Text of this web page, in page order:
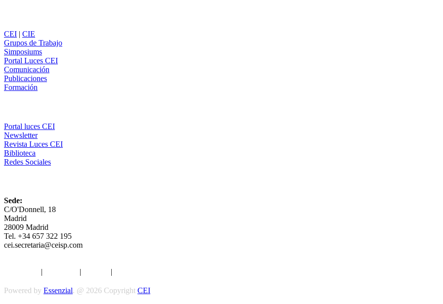
CEI | CIE
Grupos de Trabajo
Simposiums
Portal Luces CEI
Comunicación
Publicaciones
Formación
Portal luces CEI
Newsletter
Revista Luces CEI
Biblioteca
Redes Sociales
Sede:
C/O'Donnell, 18
Madrid
28009 Madrid
Tel. +34 657 322 195
cei.secretaria@ceisp.com
| | |
Powered by Essenzial. @ 2026 Copyright CEI